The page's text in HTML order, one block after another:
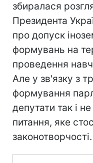
збиралася
Президента
про допуск
формувань на
проведення
Але у зв'язку з
формування
депутати так і
питання, яке
законотворчості.